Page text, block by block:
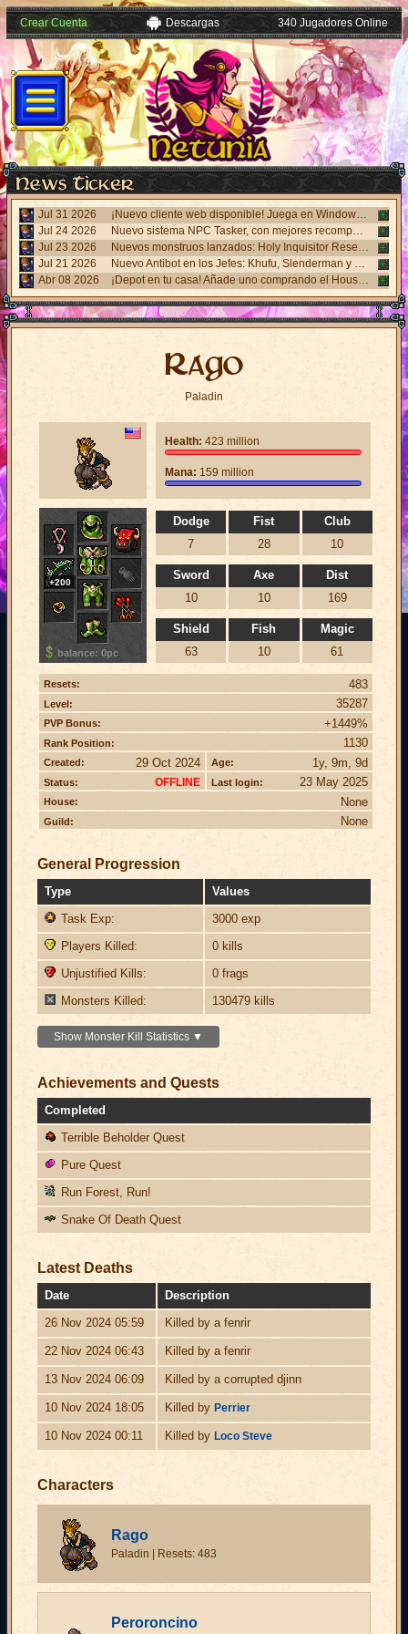
Crear Cuenta Descargas 340 Jugadores Online
Jul 31 2026
¡Nuevo cliente web disponible! Juega en Windows, Android y iPhone sin necesidad de instalar nada. Accede desde el panel "Mi Cuenta".
Jul 24 2026
Nuevo sistema NPC Tasker, con mejores recompensas y tareas de eventos. Visita al NPC Tasker con el Cliente Universal actualizado.
Jul 23 2026
Nuevos monstruos lanzados: Holy Inquisitor Reset 4000 y Gunsmoke Reset 4200. Refinación en la estatua Rigel, caza 6.
Jul 21 2026
Nuevo Antibot en los Jefes: Khufu, Slenderman y Carnage. Responde un desafío visual al hablar con los NPCs guardias para acceder a las salas.
Abr 08 2026
¡Depot en tu casa! Añade uno comprando el House Depot Pack en la Shop. Límite de 1 por casa.
Rago
Paladin
Dodge
7
Fist
28
Club
10
Sword
10
Axe
10
Dist
169
Shield
63
Fish
10
Magic
61
+200
balance: 0pc
Health: 423 million
Mana: 159 million
Resets: 483
Level: 35287
PVP Bonus: +1449%
Rank Position: 1130
Created: 29 Oct 2024 Age: 1y, 9m, 9d
Status: OFFLINE Last login: 23 May 2025
House: None
Guild: None
General Progression
Type
Values
Task Exp:
3000 exp
Players Killed:
0 kills
Unjustified Kills:
0 frags
Monsters Killed:
130479 kills
Show Monster Kill Statistics ▼
Achievements and Quests
Completed
Terrible Beholder Quest
Pure Quest
Run Forest, Run!
Snake Of Death Quest
Latest Deaths
Date
Description
26 Nov 2024 05:59
Killed by a fenrir
22 Nov 2024 06:43 Killed by a fenrir
13 Nov 2024 06:09 Killed by a corrupted djinn
10 Nov 2024 18:05 Killed by Perrier
10 Nov 2024 00:11 Killed by Loco Steve
Characters
Rago
Paladin | Resets: 483
Peroroncino